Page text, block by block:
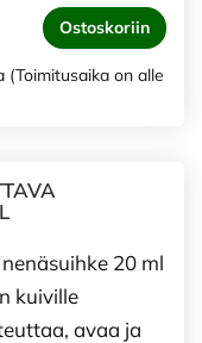
Ostoskoriin
on alle
20 ml
kuiville
avaa ja